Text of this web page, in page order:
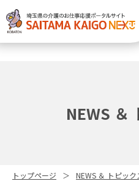
NEWS ＆
トップページ
NEWS ＆ トピック